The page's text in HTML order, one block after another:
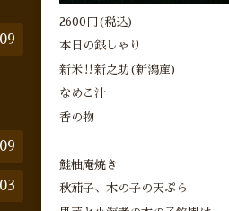
2600円(税込)
本日の銀しゃり
新米‼︎新之助(新潟産)
なめこ汁
香の物
鮭柚庵焼き
秋茄子、木の子の天ぷら
09
09
03